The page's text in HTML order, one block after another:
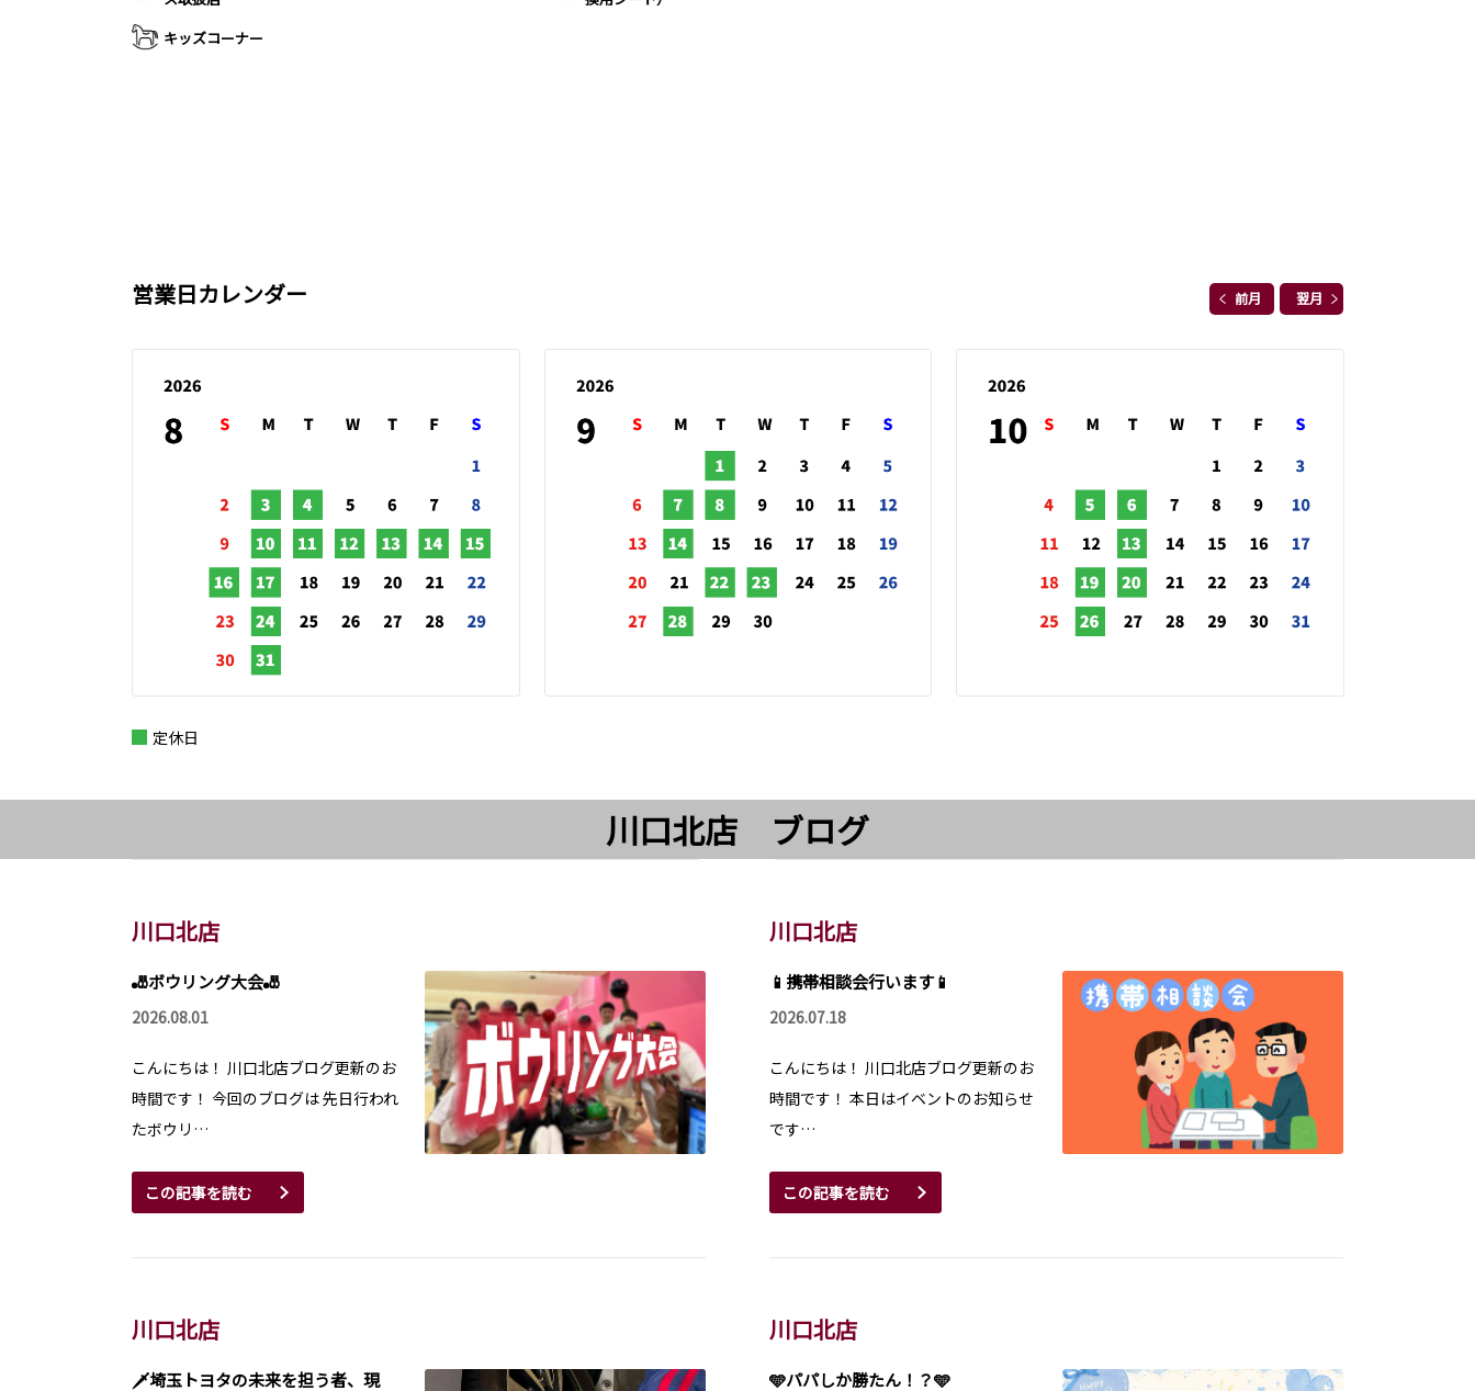
キッズコーナー
営業日カレンダー 前月 翌月
定休日
川口北店 ブログ
川口北店
🎳ボウリング大会🎳
2026.08.01
こんにちは！ 川口北店ブログ更新のお
時間です！ 今回のブログは 先日行われ
たボウリ…
この記事を読む
川口北店
📱携帯相談会行います📱
2026.07.18
こんにちは！ 川口北店ブログ更新のお
時間です！ 本日はイベントのお知らせ
です…
この記事を読む
川口北店
🗡️埼玉トヨタの未来を担う者、現
川口北店
🩵パパしか勝たん！？🩵